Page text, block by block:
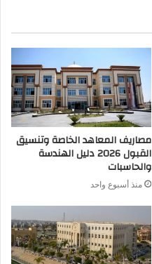
مصاريف المعاهد الخاصة وتنسيق
القبول 2026 دليل الهندسة
والحاسبات
منذ أسبوع واحد